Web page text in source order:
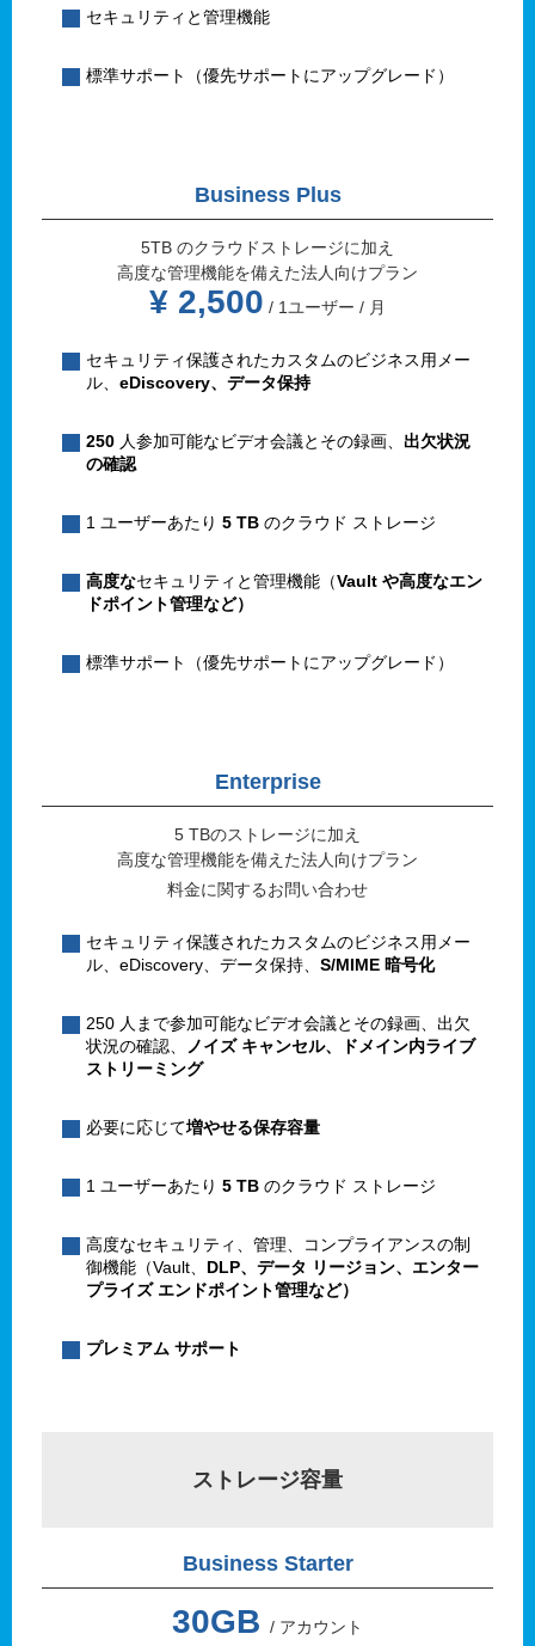
セキュリティと管理機能
標準サポート（優先サポートにアップグレード）
Business Plus
5TB のクラウドストレージに加え
高度な管理機能を備えた法人向けプラン
¥ 2,500 / 1ユーザー / 月
セキュリティ保護されたカスタムのビジネス用メー
ル、 eDiscovery、データ保持
250 人参加可能なビデオ会議とその録画、 出欠状況
の確認
1 ユーザーあたり 5 TB のクラウド ストレージ
高度なセキュリティと管理機能（Vault や高度なエン
ドポイント管理など）
標準サポート（優先サポートにアップグレード）
Enterprise
5 TBのストレージに加え
高度な管理機能を備えた法人向けプラン
料金に関するお問い合わせ
セキュリティ保護されたカスタムのビジネス用メー
ル、eDiscovery、データ保持、 S/MIME 暗号化
250 人まで参加可能なビデオ会議とその録画、出欠
状況の確認、
ノイズ キャンセル、ドメイン内ライブ
ストリーミング
必要に応じて増やせる保存容量
1 ユーザーあたり 5 TB のクラウド ストレージ
高度なセキュリティ、管理、コンプライアンスの制
御機能（Vault、 DLP、データ リージョン、エンター
プライズ エンドポイント管理など）
プレミアム サポート
ストレージ容量
Business Starter
30GB / アカウント